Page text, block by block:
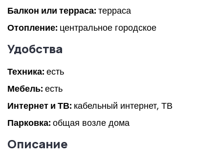
Балкон или терраса: терраса
Отопление: центральное городское
Удобства
Техника: есть
Мебель: есть
Интернет и ТВ: кабельный интернет, ТВ
Парковка: общая возле дома
Описание